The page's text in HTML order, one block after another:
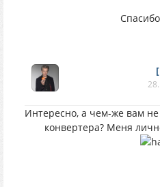
Интересно, а чем-же вам
конвертера? Меня